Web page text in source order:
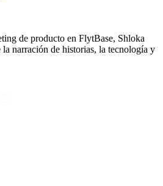
de producto en FlytBase, Shloka
narración de historias, la tecnología y